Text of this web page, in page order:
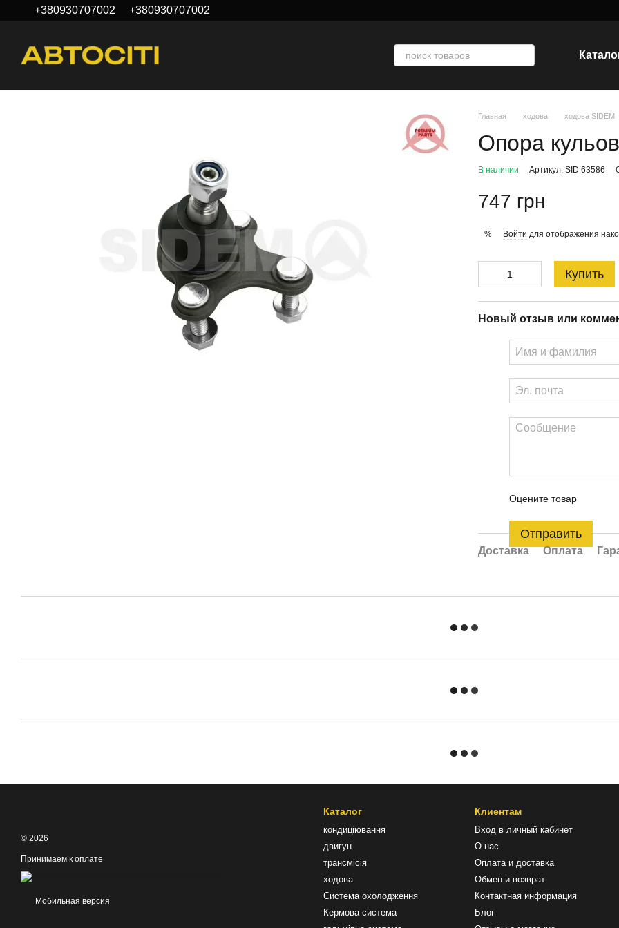
Перейти к основному контенту
+380930707002 +380930707002
Главная ходова ходова SIDEM
Опора
В наличии Артикул: SID 63586
747 грн
% Войти для отображения
Купить
Новый отзыв или
Оцените товар
Отправить
Доставка Оплата
© 2026
Принимаем к оплате
Мобильная версия
Каталог
кондиціювання
двигун
трансмісія
ходова
Система охолодження
Кермова система
Клиентам
Вход в личный кабинет
О нас
Оплата и доставка
Обмен и возврат
Контактная информация
Блог